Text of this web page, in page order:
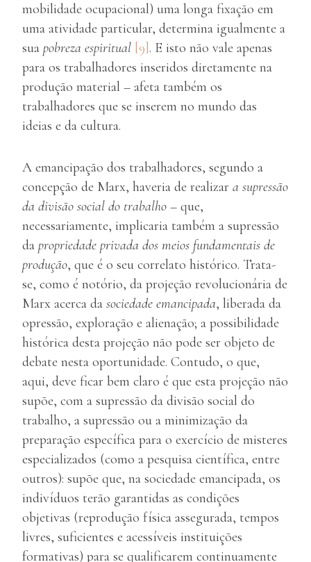
mobilidade ocupacional) uma longa fixação em
uma atividade particular, determina igualmente a
sua pobreza espiritual [9]. E isto não vale apenas
para os trabalhadores inseridos diretamente na
produção material – afeta também os
trabalhadores que se inserem no mundo das
ideias e da cultura.
A emancipação dos trabalhadores, segundo a
concepção de Marx, haveria de realizar a supressão
da divisão social do trabalho – que,
necessariamente, implicaria também a supressão
da propriedade privada dos meios fundamentais de
produção, que é o seu correlato histórico. Trata-
se, como é notório, da projeção revolucionária de
Marx acerca da sociedade emancipada, liberada da
opressão, exploração e alienação; a possibilidade
histórica desta projeção não pode ser objeto de
debate nesta oportunidade. Contudo, o que,
aqui, deve ficar bem claro é que esta projeção não
supõe, com a supressão da divisão social do
trabalho, a supressão ou a minimização da
preparação específica para o exercício de misteres
especializados (como a pesquisa científica, entre
outros): supõe que, na sociedade emancipada, os
indivíduos terão garantidas as condições
objetivas (reprodução física assegurada, tempos
livres, suficientes e acessíveis instituições
formativas) para se qualificarem continuamente